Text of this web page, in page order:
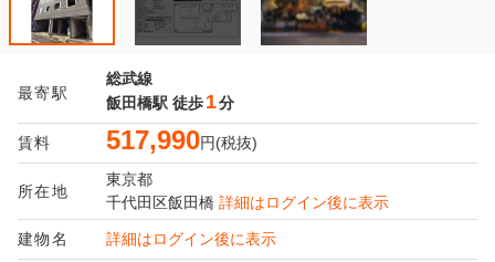
最寄駅
総武線
飯田橋駅 徒歩1分
賃料 517,990円(税抜)
所在地
東京都
千代田区飯田橋 詳細はログイン後に表示
建物名 詳細はログイン後に表示